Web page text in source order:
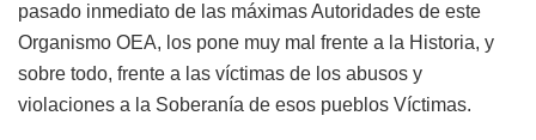
pasado inmediato de las máximas Autoridades de este
Organismo OEA, los pone muy mal frente a la Historia, y
sobre todo, frente a las víctimas de los abusos y
violaciones a la Soberanía de esos pueblos Víctimas.